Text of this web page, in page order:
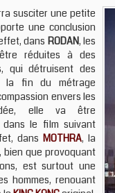
susciter une petite
une conclusion
dans RODAN, les
réduites à des
qui détruisent des
la fin du métrage
envers les
elle va être
dans le film suivant
dans MOTHRA, la
que provoquant
est surtout une
hommes, renouant